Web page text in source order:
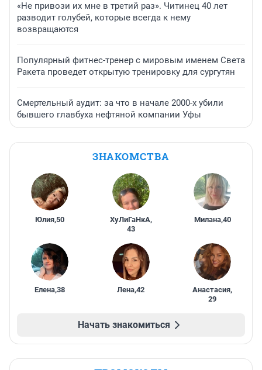
«Не привози их мне в третий раз». Читинец 40 лет
разводит голубей, которые всегда к нему
возвращаются
Популярный фитнес-тренер с мировым именем Света
Ракета проведет открытую тренировку для сургутян
Смертельный аудит: за что в начале 2000-х убили
бывшего главбуха нефтяной компании Уфы
ЗНАКОМСТВА
Юлия,50 ХуЛиГаНкА,
43
Милана,40
Елена,38 Лена,42 Анастасия,
29
Начать знакомиться